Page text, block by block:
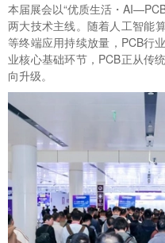
本届展会以“优质生活・
两大技术主线。随着人工智能
等终端应用持续放量，PCB行
业核心基础环节，PCB正从传
向升级。